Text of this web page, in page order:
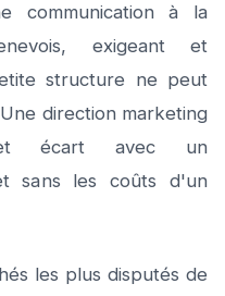
communication à la
exigeant et
structure ne peut
direction marketing
écart avec un
sans les coûts d'un
les plus disputés de